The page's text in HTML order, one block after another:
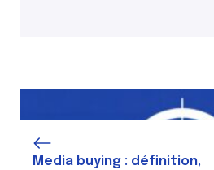
Media buying : définition,